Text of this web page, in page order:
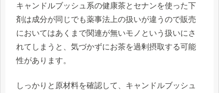
キャンドルブッシュ系の健康茶とセナンを使った下
剤は成分が同じでも薬事法上の扱いが違うので販売
においてはあくまで関連が無いモノという扱いにさ
れてしまうと、 気づかずにお茶を過剰摂取する可能
性があります。
しっかりと原材料を確認して、キャンドルブッシュ